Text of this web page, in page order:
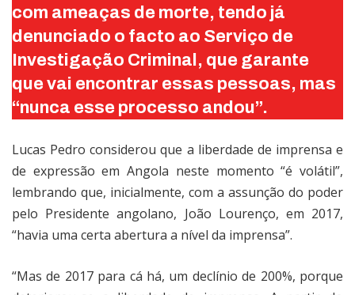
com ameaças de morte, tendo já
denunciado o facto ao Serviço de
Investigação Criminal, que garante
que vai encontrar essas pessoas, mas
“nunca esse processo andou”.
Lucas Pedro considerou que a liberdade de imprensa e
de expressão em Angola neste momento “é volátil”,
lembrando que, inicialmente, com a assunção do poder
pelo Presidente angolano, João Lourenço, em 2017,
“havia uma certa abertura a nível da imprensa”.
“Mas de 2017 para cá há, um declínio de 200%, porque